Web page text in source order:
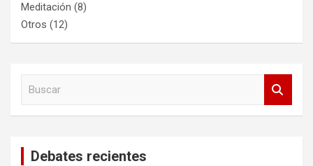
Meditación (8)
Otros (12)
Debates recientes